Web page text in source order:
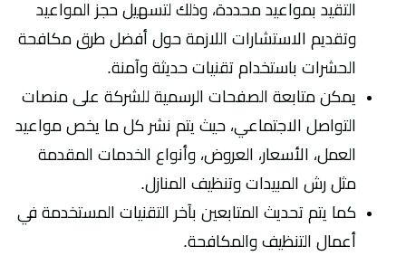
التقيد بمواعيد محددة، وذلك لتسهيل حجز المواعيد
وتقديم الاستشارات اللازمة حول أفضل طرق مكافحة
الحشرات باستخدام تقنيات حديثة وآمنة.
يمكن متابعة الصفحات الرسمية للشركة على منصات
التواصل الاجتماعي، حيث يتم نشر كل ما يخص مواعيد
العمل، الأسعار، العروض، وأنواع الخدمات المقدمة
مثل رش المبيدات وتنظيف المنازل.
كما يتم تحديث المتابعين بآخر التقنيات المستخدمة في
أعمال التنظيف والمكافحة.